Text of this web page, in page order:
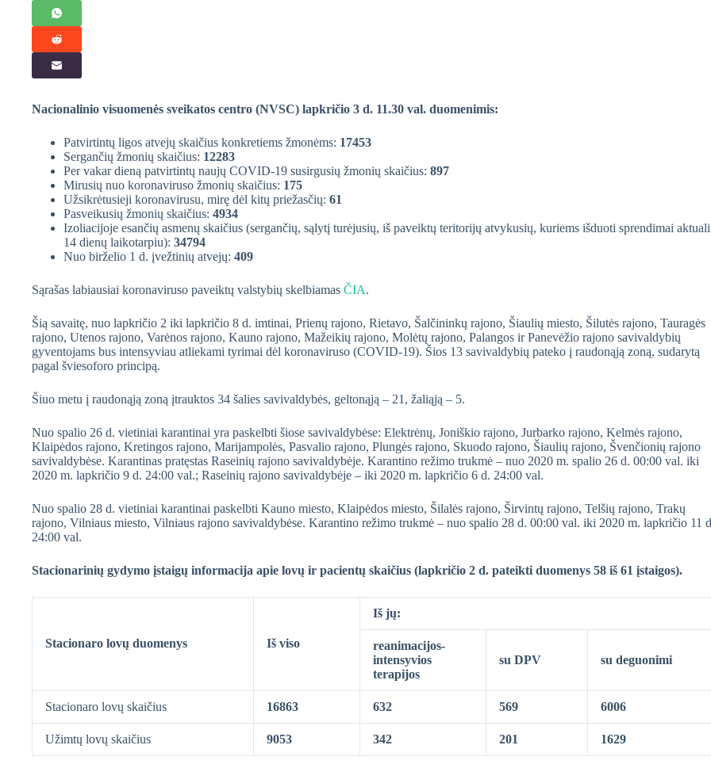
Nacionalinio visuomenės sveikatos centro (NVSC) lapkričio 3 d. 11.30 val. duomenimis:
Patvirtintų ligos atvejų skaičius konkretiems žmonėms: 17453
Sergančių žmonių skaičius: 12283
Per vakar dieną patvirtintų naujų COVID-19 susirgusių žmonių skaičius: 897
Mirusių nuo koronaviruso žmonių skaičius: 175
Užsikrėtusieji koronavirusu, mirę dėl kitų priežasčių: 61
Pasveikusių žmonių skaičius: 4934
Izoliacijoje esančių asmenų skaičius (sergančių, sąlytį turėjusių, iš paveiktų teritorijų atvykusių, kuriems išduoti sprendimai
14 dienų laikotarpiu): 34794
Nuo birželio 1 d. įvežtinių atvejų: 409
Sąrašas labiausiai koronaviruso paveiktų valstybių skelbiamas ČIA.
Šią savaitę, nuo lapkričio 2 iki lapkričio 8 d. imtinai, Prienų rajono, Rietavo, Šalčininkų rajono, Šiaulių miesto, Šilutės rajono, Tauragės
rajono, Utenos rajono, Varėnos rajono, Kauno rajono, Mažeikių rajono, Molėtų rajono, Palangos ir Panevėžio rajono savivaldybių
gyventojams bus intensyviau atliekami tyrimai dėl koronaviruso (COVID-19). Šios 13 savivaldybių pateko į raudonąją zoną, sudarytą
pagal šviesoforo principą.
Šiuo metu į raudonąją zoną įtrauktos 34 šalies savivaldybės, geltonąją – 21, žaliąją – 5.
Nuo spalio 26 d. vietiniai karantinai yra paskelbti šiose savivaldybėse: Elektrėnų, Joniškio rajono, Jurbarko rajono, Kelmės rajono,
Klaipėdos rajono, Kretingos rajono, Marijampolės, Pasvalio rajono, Plungės rajono, Skuodo rajono, Šiaulių rajono, Švenčionių rajono
savivaldybėse. Karantinas pratęstas Raseinių rajono savivaldybėje. Karantino režimo trukmė – nuo 2020 m. spalio 26 d. 00:00 val. iki
2020 m. lapkričio 9 d. 24:00 val.; Raseinių rajono savivaldybėje – iki 2020 m. lapkričio 6 d. 24:00 val.
Nuo spalio 28 d. vietiniai karantinai paskelbti Kauno miesto, Klaipėdos miesto, Šilalės rajono, Širvintų rajono, Telšių rajono, Trakų
rajono, Vilniaus miesto, Vilniaus rajono savivaldybėse. Karantino režimo trukmė – nuo spalio 28 d. 00:00 val. iki 2020 m. lapkričio 11
24:00 val.
Stacionarinių gydymo įstaigų informacija apie lovų ir pacientų skaičius (lapkričio 2 d. pateikti duomenys 58 iš 61 įstaigos).
Stacionaro lovų duomenys Iš viso
Iš jų:
reanimacijos-
intensyvios
terapijos
su DPV su deguonimi
Stacionaro lovų skaičius 16863 632 569 6006
Užimtų lovų skaičius 9053 342 201 1629